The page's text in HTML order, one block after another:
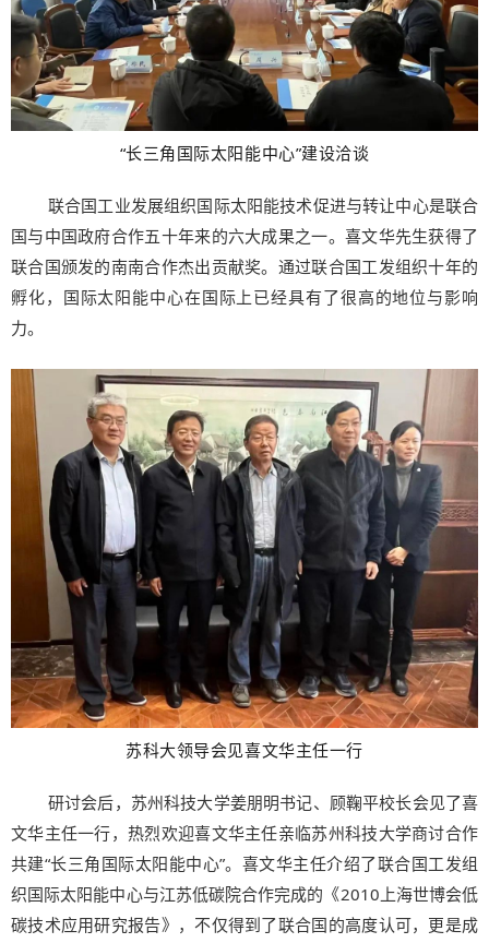
“长三角国际太阳能中心”建设洽谈
联合国工业发展组织国际太阳能技术促进与转让中心是联合
国与中国政府合作五十年来的六大成果之一。喜文华先生获得了
联合国颁发的南南合作杰出贡献奖。通过联合国工发组织十年的
孵化，国际太阳能中心在国际上已经具有了很高的地位与影响
力。
苏科大领导会见喜文华主任一行
研讨会后，苏州科技大学姜朋明书记、顾鞠平校长会见了喜
文华主任一行，热烈欢迎喜文华主任亲临苏州科技大学商讨合作
共建“长三角国际太阳能中心”。喜文华主任介绍了联合国工发组
织国际太阳能中心与江苏低碳院合作完成的《2010上海世博会低
碳技术应用研究报告》，不仅得到了联合国的高度认可，更是成